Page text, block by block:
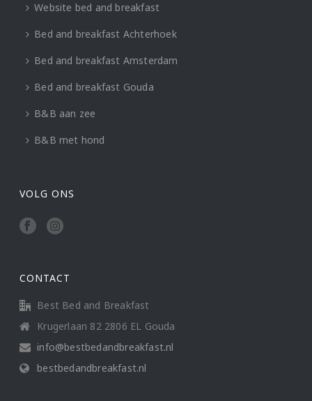
Website bed and breakfast
Bed and breakfast Achterhoek
Bed and breakfast Amsterdam
Bed and breakfast Gouda
B&B aan zee
B&B met hond
VOLG ONS
CONTACT
Best Bed and Breakfast
Krugerlaan 82 2806 EL Gouda
info@bestbedandbreakfast.nl
bestbedandbreakfast.nl